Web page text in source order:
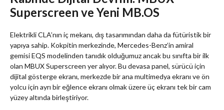
Superscreen ve Yeni MB.OS
Elektrikli CLA’nın iç mekanı, dış tasarımından daha da fütüristik bir
yapıya sahip. Kokpitin merkezinde, Mercedes-Benz’in amiral
gemisi EQS modelinden tanıdık olduğumuz ancak bu sınıfta bir ilk
olan MBUX Superscreen yer alıyor. Bu devasa panel, sürücü için
dijital gösterge ekranı, merkezde bir ana multimedya ekranı ve ön
yolcu için ayrı bir eğlence ekranı olmak üzere üç ekranı tek bir cam
yüzey altında birleştiriyor.